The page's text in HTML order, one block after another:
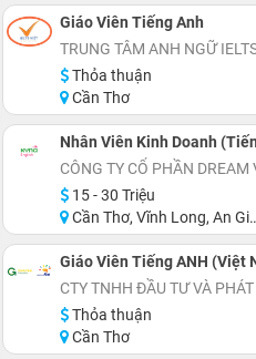
Giáo Viên Tiếng Anh
TRUNG TÂM ANH NGỮ
Thỏa thuận
Cần Thơ
Nhân Viên Kinh Doanh
CÔNG TY CỔ PHẦN DREAM
15 - 30 Triệu
Cần Thơ, Vĩnh Long, An Giang, Kiên Giang, Đồng Tháp, Tiền Giang
Giáo Viên Tiếng ANH (Việt
CTY TNHH ĐẦU TƯ VÀ
Thỏa thuận
Cần Thơ